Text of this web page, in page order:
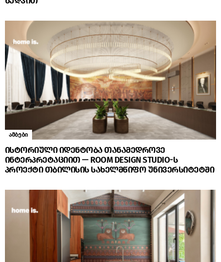
ამბები
ისტორიული იდენტობა თანამედროვე
ინტერპრეტაციით — ROOM DESIGN STUDIO-ს
პროექტი თბილისის სახელმწიფო უნივერსიტეტში